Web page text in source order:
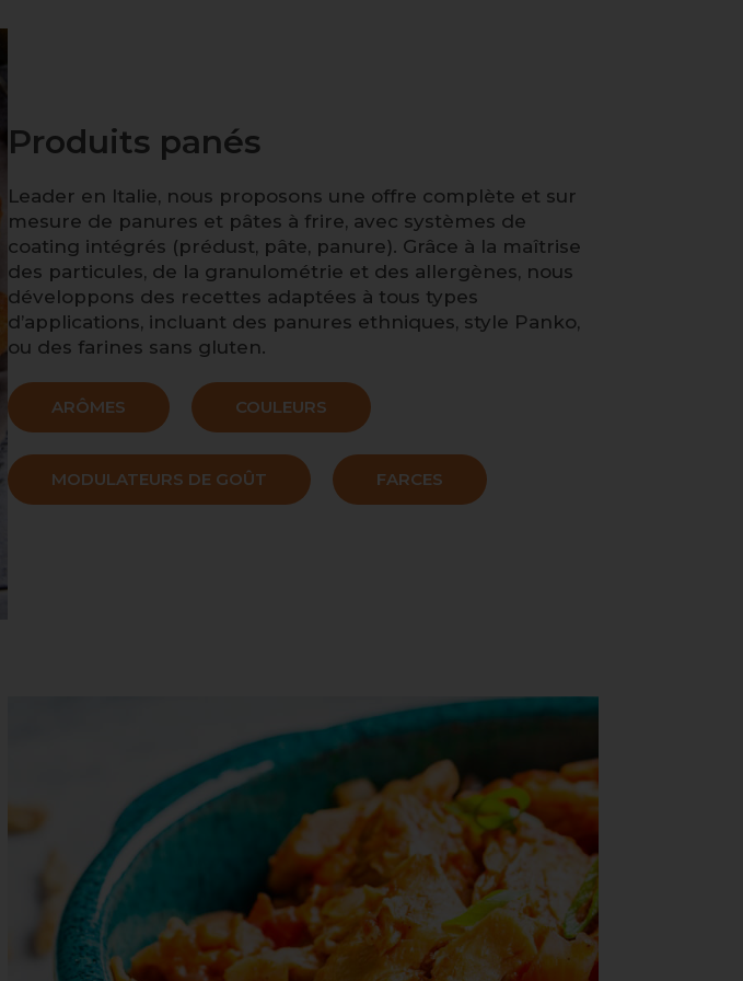
Produits panés
Leader en Italie, nous proposons une offre complète et sur
mesure de panures et pâtes à frire, avec systèmes de
coating intégrés (prédust, pâte, panure). Grâce à la maîtrise
des particules, de la granulométrie et des allergènes, nous
développons des recettes adaptées à tous types
d’applications, incluant des panures ethniques, style Panko,
ou des farines sans gluten.
ARÔMES COULEURS
MODULATEURS DE GOÛT FARCES